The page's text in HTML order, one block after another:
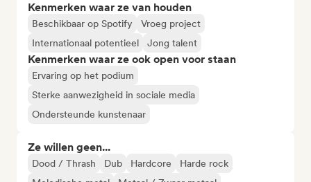
Kenmerken waar ze van houden
Beschikbaar op Spotify
Vroeg project
Internationaal potentieel
Jong talent
Kenmerken waar ze ook open voor staan
Ervaring op het podium
Sterke aanwezigheid in sociale media
Ondersteunde kunstenaar
Ze willen geen...
Dood / Thrash Dub Hardcore
Harde rock